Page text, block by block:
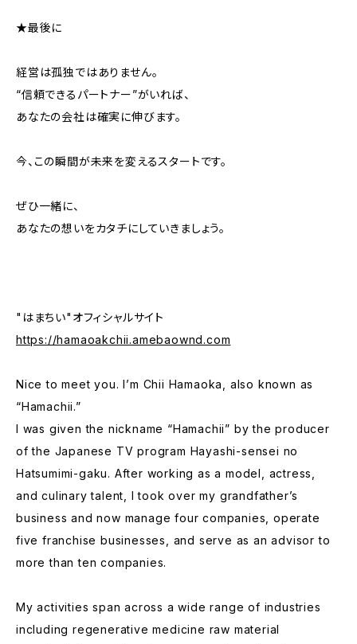
★最後に
経営は孤独ではありません。
“信頼できるパートナー”がいれば、
あなたの会社は確実に伸びます。
今、この瞬間が未来を変えるスタートです。
ぜひ一緒に、
あなたの想いをカタチにしていきましょう。
"はまちい"オフィシャルサイト
https://hamaoakchii.amebaownd.com
Nice to meet you. I’m Chii Hamaoka, also known as
“Hamachii.”
I was given the nickname “Hamachii” by the producer
of the Japanese TV program Hayashi-sensei no
Hatsumimi-gaku. After working as a model, actress,
and culinary talent, I took over my grandfather’s
business and now manage four companies, operate
five franchise businesses, and serve as an advisor to
more than ten companies.
My activities span across a wide range of industries
including regenerative medicine raw material